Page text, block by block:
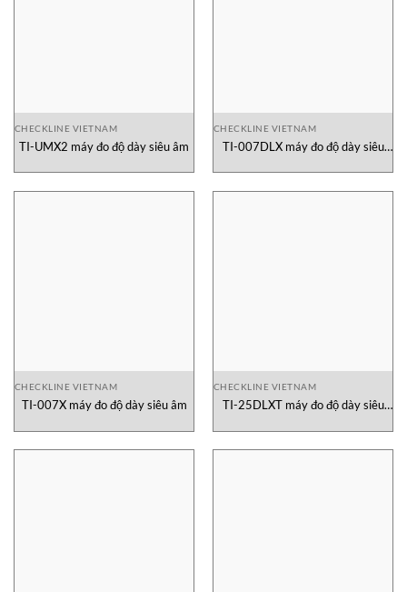
CHECKLINE VIETNAM
TI-UMX2 máy đo độ dày siêu âm
CHECKLINE VIETNAM
TI-007DLX máy đo độ dày siêu
CHECKLINE VIETNAM
TI-007X máy đo độ dày siêu âm
CHECKLINE VIETNAM
TI-25DLXT máy đo độ dày siêu